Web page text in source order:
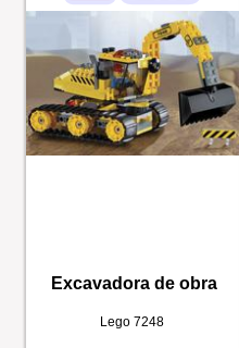
Excavadora de obra
Lego 7248